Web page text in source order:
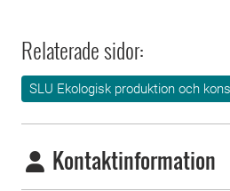
Relaterade sidor:
SLU Ekologisk produktion och
Kontaktinformation